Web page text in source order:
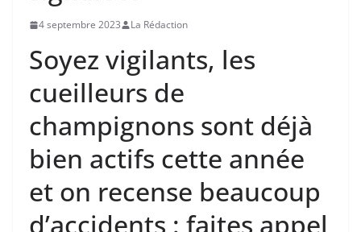
4 septembre 2023 La Rédaction
Soyez vigilants, les
cueilleurs de
champignons sont déjà
bien actifs cette année
et on recense beaucoup
d’accidents : faites appel